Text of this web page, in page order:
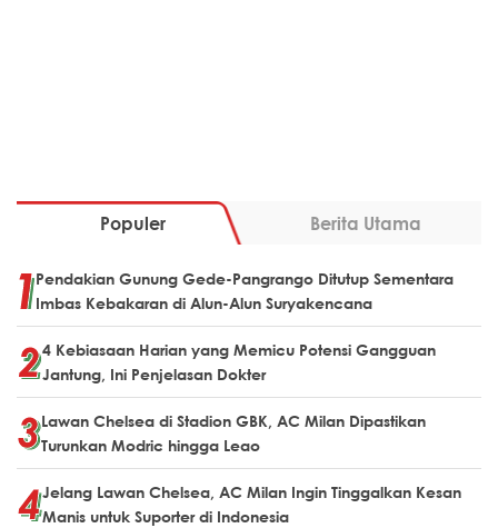
Populer Berita Utama
Pendakian Gunung Gede-Pangrango Ditutup Sementara
Imbas Kebakaran di Alun-Alun Suryakencana
4 Kebiasaan Harian yang Memicu Potensi Gangguan
Jantung, Ini Penjelasan Dokter
Lawan Chelsea di Stadion GBK, AC Milan Dipastikan
Turunkan Modric hingga Leao
Jelang Lawan Chelsea, AC Milan Ingin Tinggalkan Kesan
Manis untuk Suporter di Indonesia